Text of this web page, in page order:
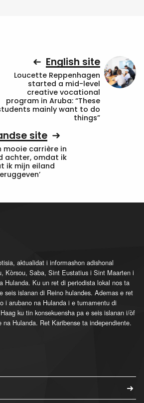
English site
Loucette Reppenhagen
started a mid-level
creative vocational
program in Aruba: “These
mainly want to do
things”
site
mooie carrière in
achter, omdat ik
ik mijn eiland
aktualidat i informashon adishonal
Kòrsou, Saba, Sint Eustatius i Sint Maarten i
Hulanda. Ku un ret di periodista lokal nos ta
seis islanan di Reino hulandes. Ademas e ret
i arubano na Hulanda i e tumamentu di
ku tin konsekuensha pa e seis islanan i/òf
na Hulanda. Ret Karibense ta independiente.